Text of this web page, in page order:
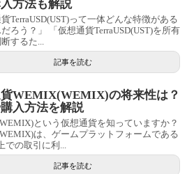
方法も解説
貨TerraUSD(UST)って一体どんな特徴がある
ろう？」 「仮想通貨TerraUSD(UST)を所有
するた...
記事を読む
WEMIX(WEMIX)の将来性は？
入方法を解説
という仮想通貨を知っていますか？
は、ゲームプラットフォームである
での取引に利...
記事を読む